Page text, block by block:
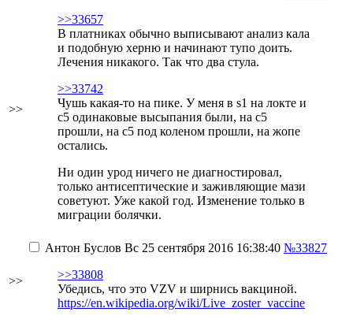
>>
>>33657
В платниках обычно выписывают анализ кала
и подобную херню и начинают тупо доить.
Лечения никакого. Так что два стула.
>>33742
Чушь какая-то на пике. У меня в s1 на локте и
c5 одинаковые высыпания были, на c5
прошли, на с5 под коленом прошли, на жопе
остались.
Ни один урод ничего не диагностировал,
только антисептические и заживляющие мази
советуют. Уже какой год. Изменение только в
миграции болячки.
>>
Антон Буслов Вс 25 сентября 2016 16:38:40 №33827
>>33808
Убедись, что это VZV и ширнись вакциной.
https://en.wikipedia.org/wiki/Live_zoster_vaccine